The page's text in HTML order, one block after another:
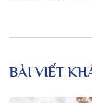
BÀI VIẾT